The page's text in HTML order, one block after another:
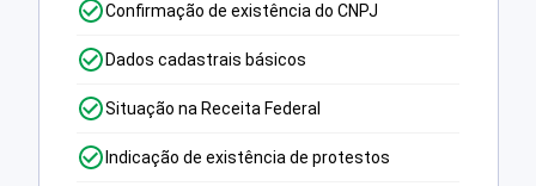
Confirmação de existência do CNPJ
Dados cadastrais básicos
Situação na Receita Federal
Indicação de existência de protestos